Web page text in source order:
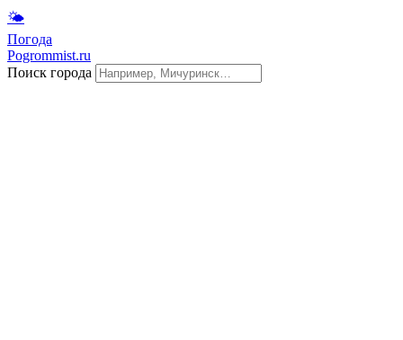
🌤
Погода
Pogrommist.ru
Поиск города